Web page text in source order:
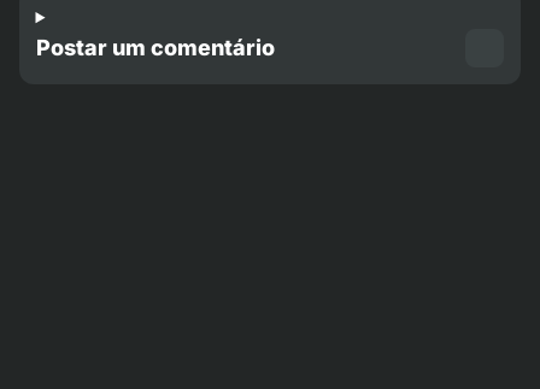
Postar um comentário